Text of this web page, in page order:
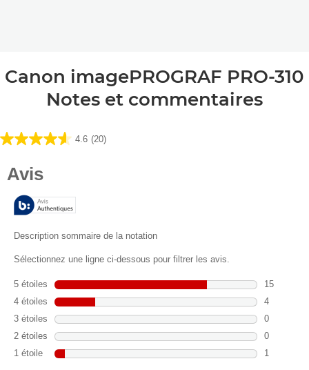
Canon imagePROGRAF PRO-310
Notes et commentaires
4.6 (20)
4.6
avis